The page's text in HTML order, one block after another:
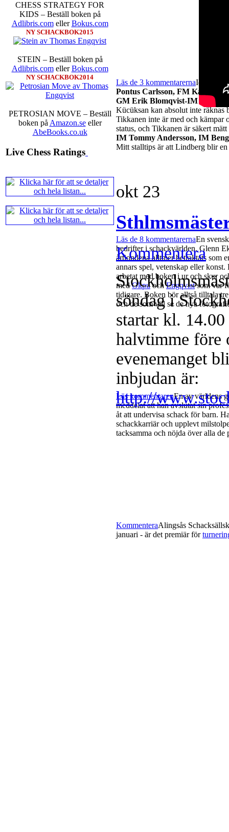
CHESS STRATEGY FOR
KIDS – Beställ boken på
Adlibris.comellerBokus.com
NY SCHACKBOK2015
STEIN – Beställ boken på
Adlibris.comellerBokus.com
NY SCHACKBOK2014
PETROSIAN MOVE – Beställ
boken på Amazon.seeller
AbeBooks.co.uk
Live Chess Ratings
Läs de 3 kommentarernaIdag
Pontus Carlsson, FM Kaan
GM Erik Blomqvist-IM Michael
Kücüksan kan absolut inte räknas
Tikkanen inte är med och kämpar
status, och Tikkanen är säkert
IM Tommy Andersson, IM
Mitt stalltips är att Lindberg blir
Läs de 8 kommentarernaEn
bedrifter i schackvärlden. Glenn
årtiondena alltmer betraktats som
annars spel, vetenskap eller
arbetat med boken i ur och skur
medOkpuochEngqvistsom var
tidigare. Boken bör alltså tilltala
och de som vill se de nya
Läs kommentarenEn av världens
meddelat att han avslutat sin
åt att undervisa schack för barn.
schackkarriär och upplevt
tacksamma och nöjda över alla
KommenteraAlingsås
januari - är det premiär för
okt23
Kommentera
söndag i
startar kl.
halvtimme före
evenemanget
inbjudan är:
http://